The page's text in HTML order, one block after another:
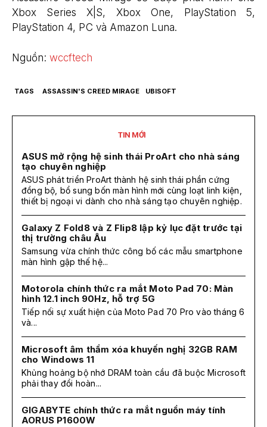
Xbox Series X|S, Xbox One, PlayStation 5,
PlayStation 4, PC và Amazon Luna.
Nguồn: wccftech
TAGS ASSASSIN'S CREED MIRAGE UBISOFT
TIN MỚI
ASUS mở rộng hệ sinh thái ProArt cho nhà sáng
tạo chuyên nghiệp
ASUS phát triển ProArt thành hệ sinh thái phần cứng
đồng bộ, bổ sung bốn màn hình mới cùng loạt linh kiện,
thiết bị ngoại vi dành cho nhà sáng tạo chuyên nghiệp.
Galaxy Z Fold8 và Z Flip8 lập kỷ lục đặt trước tại
thị trường châu Âu
Samsung vừa chính thức công bố các mẫu smartphone
màn hình gập thế hệ...
Motorola chính thức ra mắt Moto Pad 70: Màn
hình 12.1 inch 90Hz, hỗ trợ 5G
Tiếp nối sự xuất hiện của Moto Pad 70 Pro vào tháng 6
và...
Microsoft âm thầm xóa khuyến nghị 32GB RAM
cho Windows 11
Khủng hoảng bộ nhớ DRAM toàn cầu đã buộc Microsoft
phải thay đổi hoàn...
GIGABYTE chính thức ra mắt nguồn máy tính
AORUS P1600W